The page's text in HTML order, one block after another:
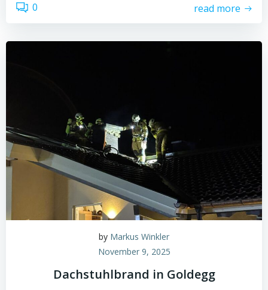
0 read more
by Markus Winkler
November 9, 2025
Dachstuhlbrand in Goldegg